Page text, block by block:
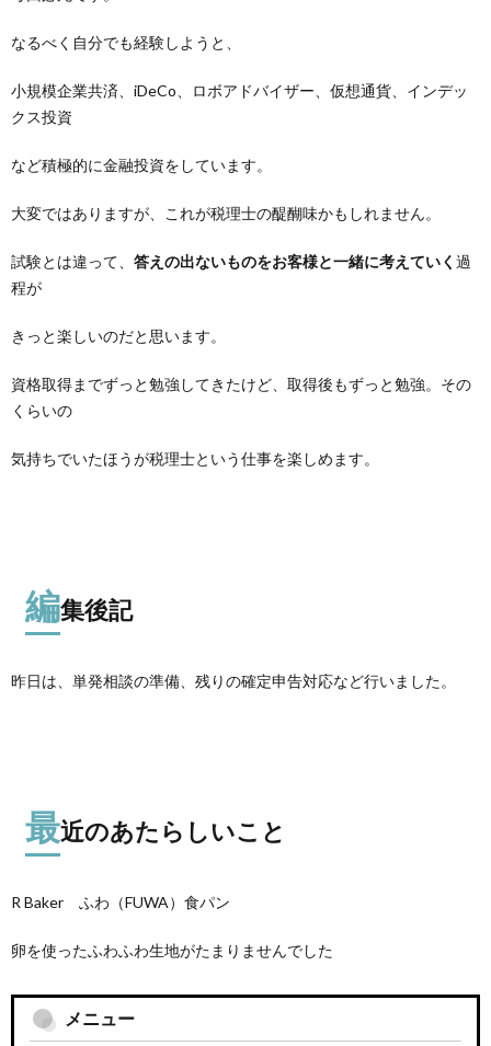
なるべく自分でも経験しようと、
小規模企業共済、iDeCo、ロボアドバイザー、仮想通貨、インデッ
クス投資
など積極的に金融投資をしています。
大変ではありますが、これが税理士の醍醐味かもしれません。
試験とは違って、 答えの出ないものをお客様と一緒に考えていく 過
程が
きっと楽しいのだと思います。
資格取得までずっと勉強してきたけど、取得後もずっと勉強。その
くらいの
気持ちでいたほうが税理士という仕事を楽しめます。
編集後記
昨日は、単発相談の準備、残りの確定申告対応など行いました。
最近のあたらしいこと
R Baker ふわ（FUWA）食パン
卵を使ったふわふわ生地がたまりませんでした
メニュー